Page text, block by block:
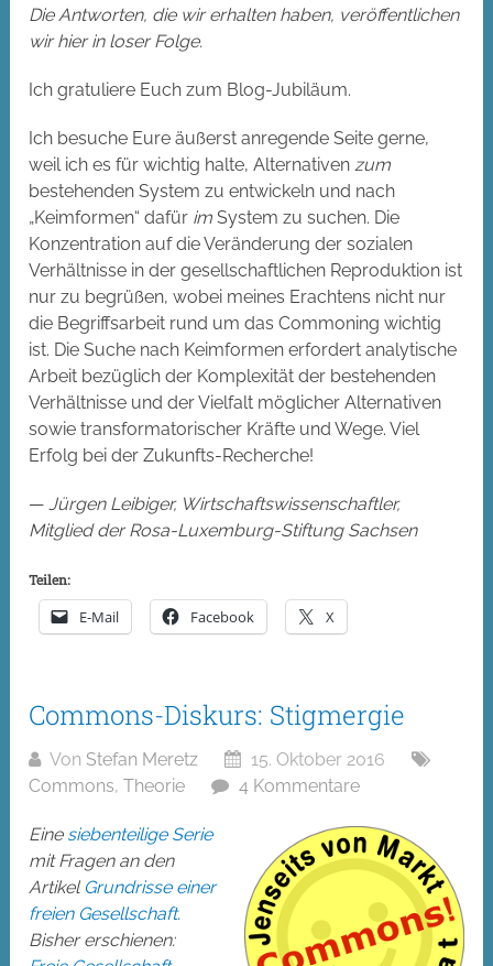
Die Antworten, die wir erhalten haben, veröffentlichen
wir hier in loser Folge.
Ich gratuliere Euch zum Blog-Jubiläum.
Ich besuche Eure äußerst anregende Seite gerne,
weil ich es für wichtig halte, Alternativen zum
bestehenden System zu entwickeln und nach
„Keimformen“ dafür im System zu suchen. Die
Konzentration auf die Veränderung der sozialen
Verhältnisse in der gesellschaftlichen Reproduktion ist
nur zu begrüßen, wobei meines Erachtens nicht nur
die Begriffsarbeit rund um das Commoning wichtig
ist. Die Suche nach Keimformen erfordert analytische
Arbeit bezüglich der Komplexität der bestehenden
Verhältnisse und der Vielfalt möglicher Alternativen
sowie transformatorischer Kräfte und Wege. Viel
Erfolg bei der Zukunfts-Recherche!
— Jürgen Leibiger, Wirtschaftswissenschaftler,
Mitglied der Rosa-Luxemburg-Stiftung Sachsen
Teilen:
E-Mail Facebook X
Commons-Diskurs: Stigmergie
Von Stefan Meretz
15. Oktober 2016
Commons,Theorie 4 Kommentare
Eine siebenteilige Serie
mit Fragen an den
Artikel Grundrisse einer
freien Gesellschaft.
Bisher erschienen: